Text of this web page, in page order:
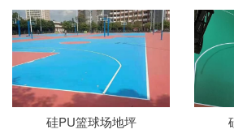
硅PU篮球场地坪